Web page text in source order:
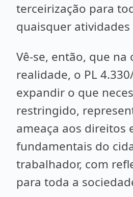
terceirização para
quaisquer
Vê-se, então, que na
realidade, o PL
expandir o que
restringido,
ameaça aos direitos
fundamentais do
trabalhador, com
para toda a